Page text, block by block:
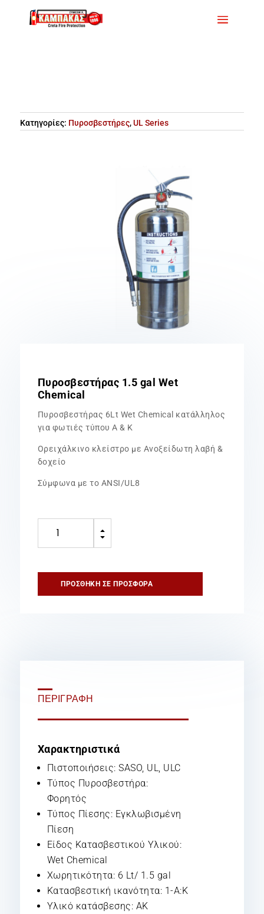
Κατηγορίες: Πυροσβεστήρες,UL Series
Πυροσβεστήρας 1.5 gal Wet
Chemical
Πυροσβεστήρας 6Lt Wet Chemical κατάλληλος
για φωτιές τύπου Α & Κ
Ορειχάλκινο κλείστρο με Ανοξείδωτη λαβή &
δοχείο
Σύμφωνα με το ANSI/UL8
B
C
ΠΡΟΣΘΉΚΗ ΣΕ ΠΡΟΣΦΟΡΆ
ΠΕΡΙΓΡΑΦΉ
Χαρακτηριστικά
Πιστοποιήσεις: SASO, UL, ULC
Τύπος Πυροσβεστήρα:
Φορητός
Τύπος Πίεσης: Εγκλωβισμένη
Πίεση
Είδος Κατασβεστικού Υλικού:
Wet Chemical
Χωρητικότητα: 6 Lt/ 1.5 gal
Κατασβεστική ικανότητα: 1-A:K
Υλικό κατάσβεσης: AK